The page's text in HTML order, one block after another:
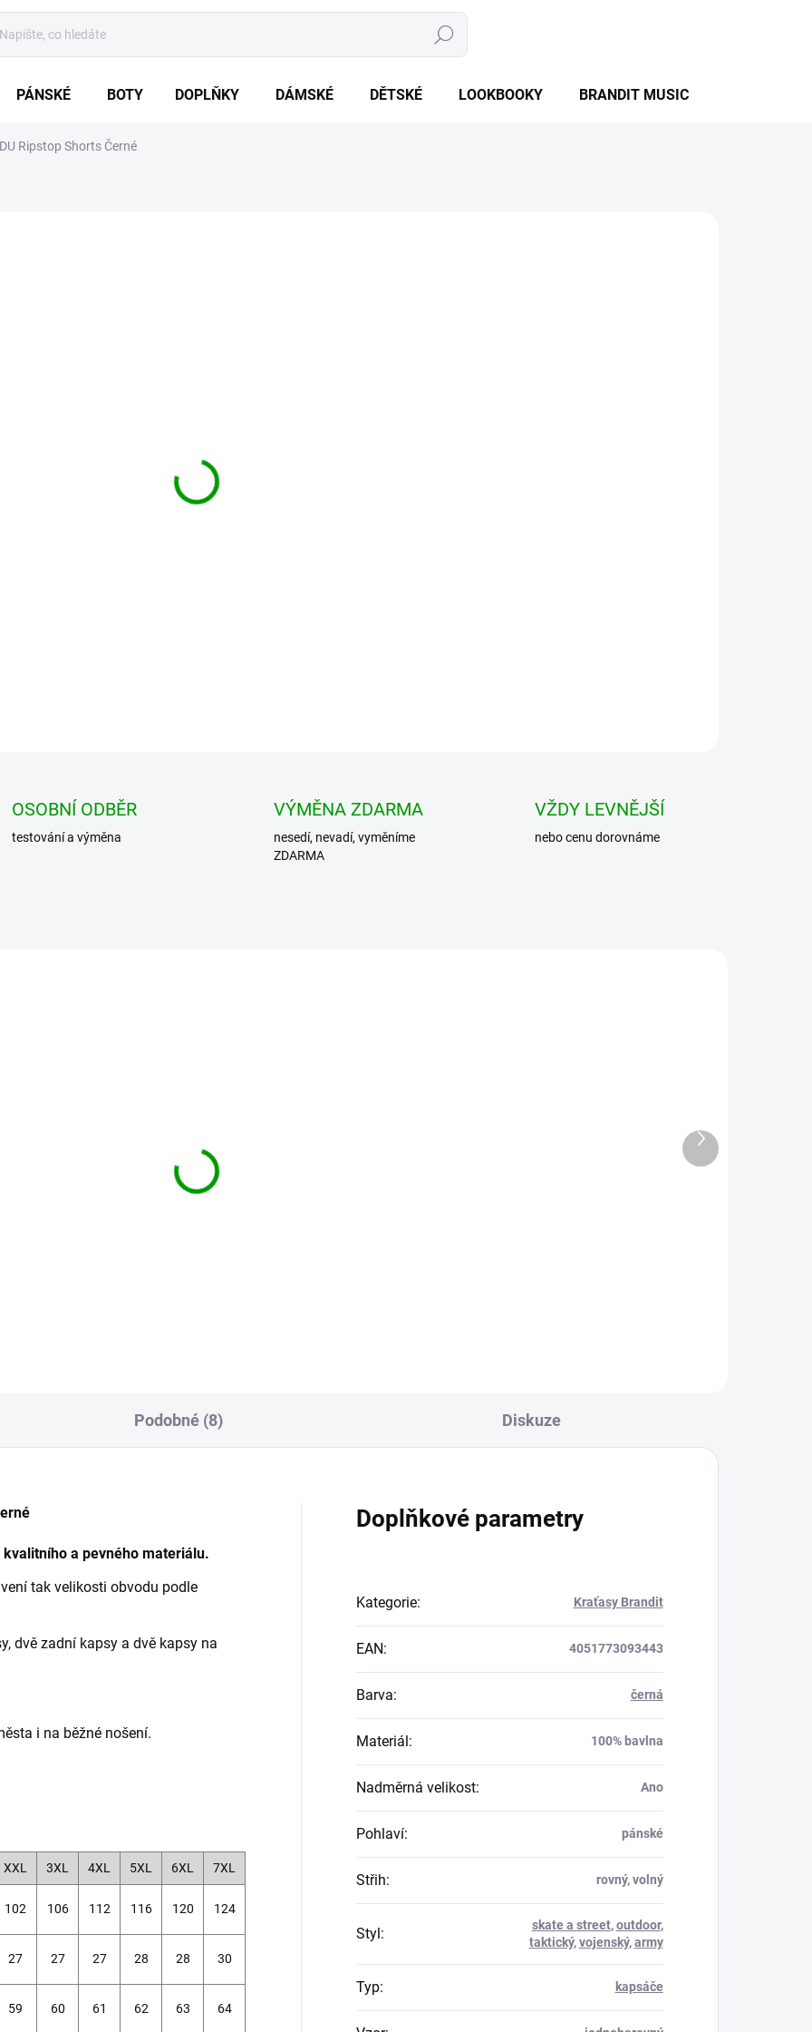
Hledat
PÁNSKÉ BOTY DOPLŇKY DÁMSKÉ DĚTSKÉ LOOKBOOKY BRANDIT MUSIC
Ripstop Shorts Černé
OSOBNÍ ODBĚR
testování a výměna
VÝMĚNA ZDARMA
nesedí, nevadí, vyměníme
ZDARMA
VŽDY LEVNĚJŠÍ
nebo cenu dorovnáme
Další
produkt
Podobné (8) Diskuze
a pevného materiálu.
tak velikosti obvodu podle
dvě zadní kapsy a dvě kapsy na
i na běžné nošení.
XXL 3XL 4XL 5XL 6XL 7XL
102 106 112 116 120 124
27 27 27 28 28 30
59 60 61 62 63 64
Doplňkové parametry
Kategorie: Kraťasy Brandit
EAN: 4051773093443
Barva: černá
Materiál : 100% bavlna
Nadměrná velikost: Ano
Pohlaví: pánské
Střih: rovný, volný
Styl : skate a street,outdoor,
taktický,vojenský,army
Typ: kapsáče